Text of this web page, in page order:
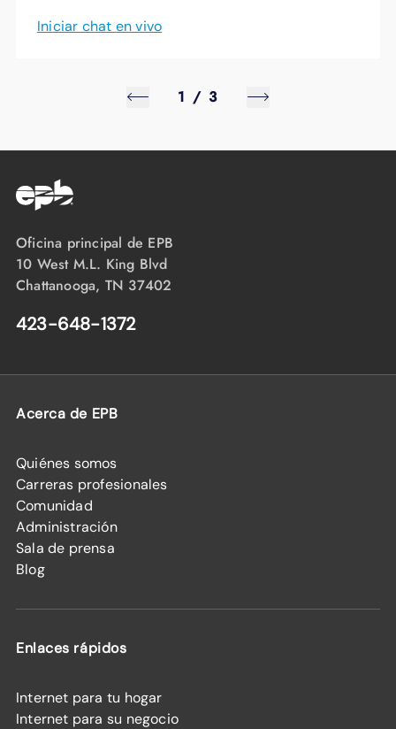
Iniciar chat en vivo
1 / 3
Oficina principal de EPB
10 West M.L. King Blvd
Chattanooga, TN 37402
423-648-1372
Acerca de EPB
Quiénes somos
Carreras profesionales
Comunidad
Administración
Sala de prensa
Blog
Enlaces rápidos
Internet para tu hogar
Internet para su negocio